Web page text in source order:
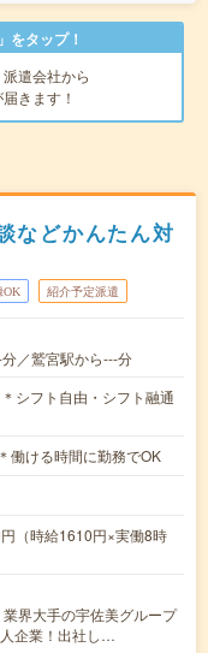
タップ！
遣会社から
きます！
などかんたん対
OK 紹介予定派遣
／鷲宮駅から---分
シフト自由・シフト融通
働ける時間に勤務でOK
（時給1610円×実働8時
業界大手の宇佐美グループ
企業！出社し…